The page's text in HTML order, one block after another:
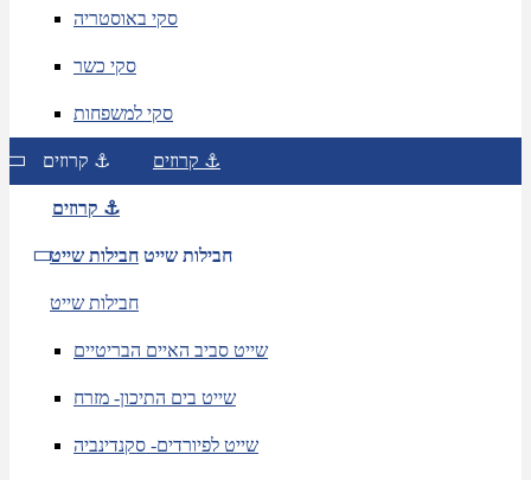
סקי באוסטריה
סקי כשר
סקי למשפחות
קרוזים ⚓ קרוזים ⚓
קרוזים ⚓
חבילות שייט חבילות שייט
חבילות שייט
שייט סביב האיים הבריטיים
שייט בים התיכון- מזרח
שייט לפיורדים- סקנדינביה